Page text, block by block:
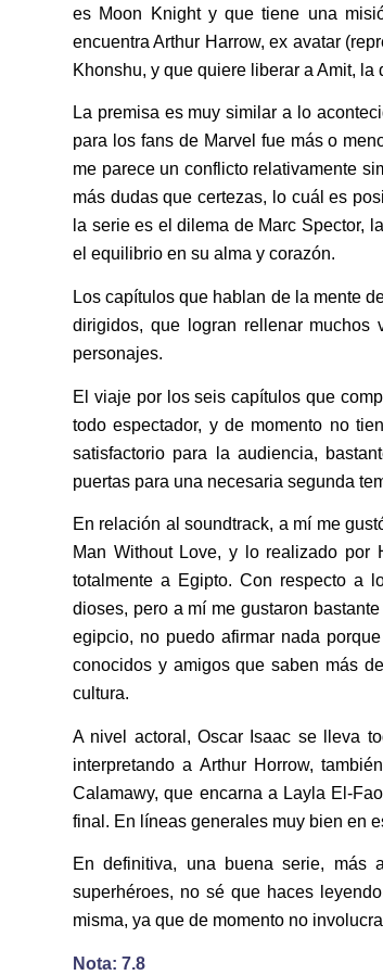
es Moon Knight y que tiene una
encuentra Arthur Harrow, ex avatar
Khonshu, y que quiere liberar a Amit,
La premisa es muy similar a lo
para los fans de Marvel fue más o
me parece un conflicto relativamente
más dudas que certezas, lo cuál es
la serie es el dilema de Marc Spector,
el equilibrio en su alma y corazón.
Los capítulos que hablan de la mente
dirigidos, que logran rellenar
personajes.
El viaje por los seis capítulos que
todo espectador, y de momento no
satisfactorio para la audiencia,
puertas para una necesaria segunda
En relación al soundtrack, a mí me
Man Without Love, y lo realizado por
totalmente a Egipto. Con respecto a
dioses, pero a mí me gustaron
egipcio, no puedo afirmar nada
conocidos y amigos que saben más
cultura.
A nivel actoral, Oscar Isaac se lleva
interpretando a Arthur Horrow,
Calamawy, que encarna a Layla El-
final. En líneas generales muy bien en
En definitiva, una buena serie, más
superhéroes, no sé que haces
misma, ya que de momento no
Nota: 7.8